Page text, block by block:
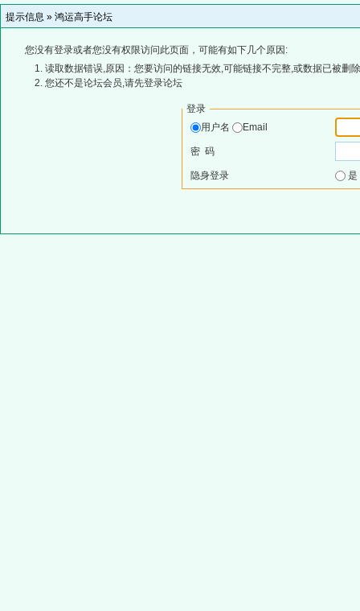
提示信息 » 鸿运高手论坛
您没有登录或者您没有权限访问此页面，可能有如下几个原因:
读取数据错误,原因：您要访问的链接无效,可能链接不完整,或数据已被删
您还不是论坛会员,请先登录论坛
登录
用户名
Email
密 码
隐身登录